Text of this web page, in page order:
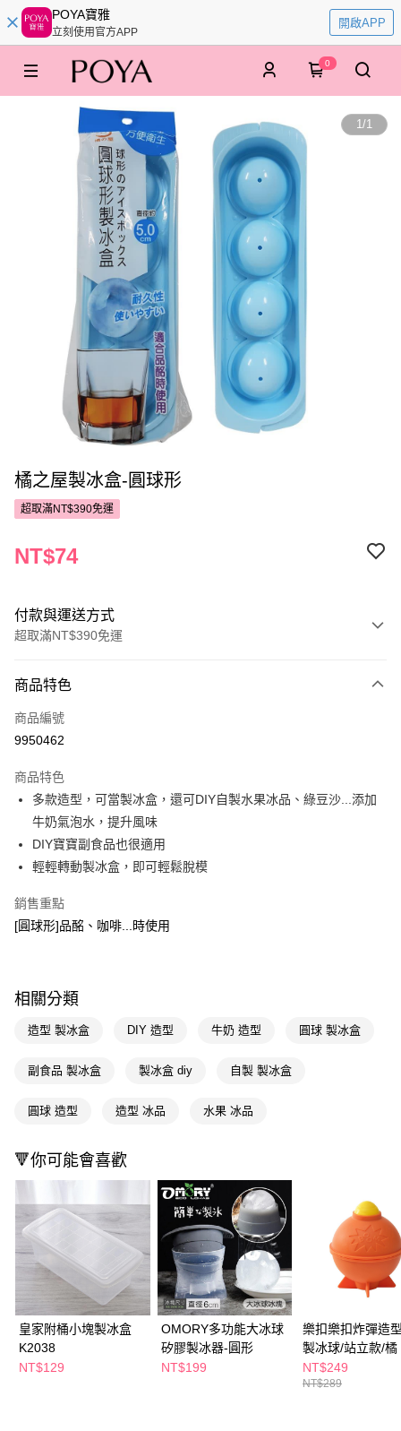
POYA寶雅
立刻使用官方APP
開啟APP
0
1/1
橘之屋製冰盒-圓球形
超取滿NT$390免運
NT$74
付款與運送方式
超取滿NT$390免運
POYA支付
信用卡一次付款
LINE Pay
Apple Pay
街口支付
悠遊付
Google Pay
【關於「AFTEE先享後付」】
便利好安心！
２．便利：只要手機號碼，簡訊認證，即可結帳。
【「AFTEE先享後付」結帳流程】
２．訂單成立數日內，您將收到繳費通知簡訊。
３．收到繳費通知簡訊後14天內，點擊此簡訊中的連結，可透過四大超商／
ATM／網路銀行／等多元方式進行付款，方視為交易完成。
※ 請注意：結帳手續完成當下不需立刻繳費，但若您需要取消訂單，請聯絡
購買商品的店家。未經商家同意取消之訂單仍視為有效，需透過AFTEE先享
後付繳納相關費用。
※ 交易是否成功請以「AFTEE先享後付 」之結帳頁面顯示為準，若有關於
是否繳費成功／繳費後需取消欲退款等相關疑問，請聯繫「AFTEE先享後付
客戶支援中心」
https://netprotections.freshdesk.com/support/home
【注意事項】
１．透過由恩沛科技股份有限公司提供之「AFTEE先享後付」服務完成之交
易，需依本服務之必要範圍內提供個人資料，並將交易相關給付款項請求債
權轉讓予恩沛科技股份有限公司。
每筆NT$65，滿NT$390(含以上)免運費
每筆NT$65，滿NT$390(含以上)免運費
萊爾富取貨付款
每筆NT$65，滿NT$490(含以上)免運費
付款後萊爾富取貨
每筆NT$65，滿NT$490(含以上)免運費
7-11取貨付款
每筆NT$65，滿NT$490(含以上)免運費
付款後7-11取貨
商品特色
商品編號
9950462
商品特色
多款造型，可當製冰盒，還可DIY自製水果冰品、綠豆沙...添加
牛奶氣泡水，提升風味
DIY寶寶副食品也很適用
輕輕轉動製冰盒，即可輕鬆脫模
銷售重點
[圓球形]品酩、咖啡...時使用
相關分類
造型 製冰盒 DIY 造型 牛奶 造型 圓球 製冰盒
副食品 製冰盒 製冰盒 diy 自製 製冰盒
圓球 造型 造型 冰品 水果 冰品
🔻你可能會喜歡
皇家附桶小塊製冰盒
K2038
NT$129
OMORY多功能大冰球
矽膠製冰器-圓形
NT$199
樂扣樂扣炸彈造
製冰球/站立款/橘
NT$249
NT$289